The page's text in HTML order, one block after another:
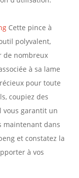
Cette pince à
polyvalent,
de nombreux
à sa lame
pour toute
coupiez des
vous garantit un
maintenant dans
et constatez la
à vos